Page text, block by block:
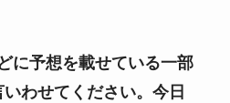
に予想を載せている一部
わせてください。今日